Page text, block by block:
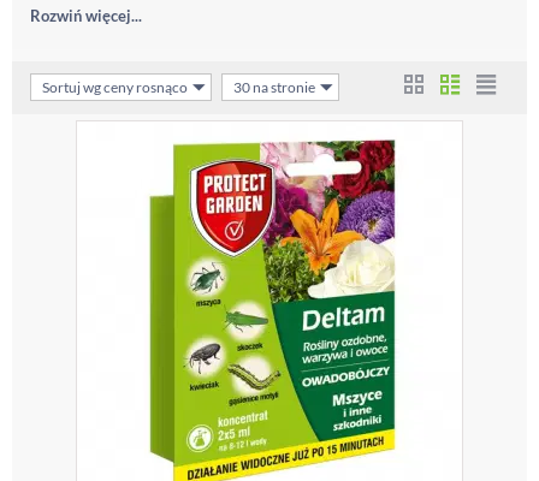
Rozwiń więcej...
Sortuj wg ceny rosnąco 30 na stronie